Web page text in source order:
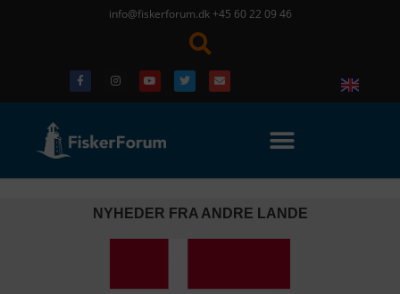
info@fiskerforum.dk +45 60 22 09 46
NYHEDER FRA ANDRE LANDE